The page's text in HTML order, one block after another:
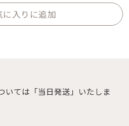
に入りに追加
いては「当日発送」いたしま